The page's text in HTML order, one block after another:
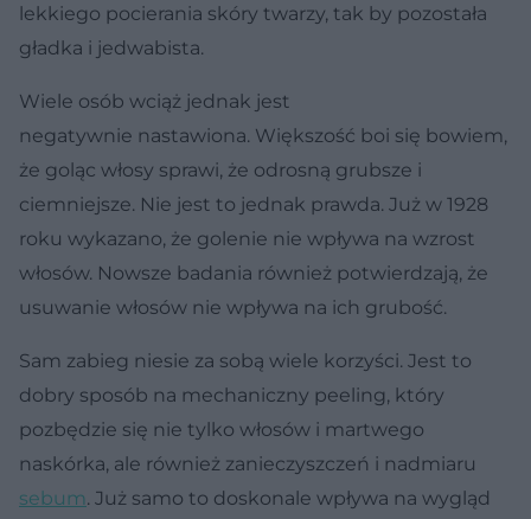
lekkiego pocierania skóry twarzy, tak by pozostała
gładka i jedwabista.
Wiele osób wciąż jednak jest
negatywnie nastawiona. Większość boi się bowiem,
że goląc włosy sprawi, że odrosną grubsze i
ciemniejsze. Nie jest to jednak prawda. Już w 1928
roku wykazano, że golenie nie wpływa na wzrost
włosów. Nowsze badania również potwierdzają, że
usuwanie włosów nie wpływa na ich grubość.
Sam zabieg niesie za sobą wiele korzyści. Jest to
dobry sposób na mechaniczny peeling, który
pozbędzie się nie tylko włosów i martwego
naskórka, ale również zanieczyszczeń i nadmiaru
sebum. Już samo to doskonale wpływa na wygląd